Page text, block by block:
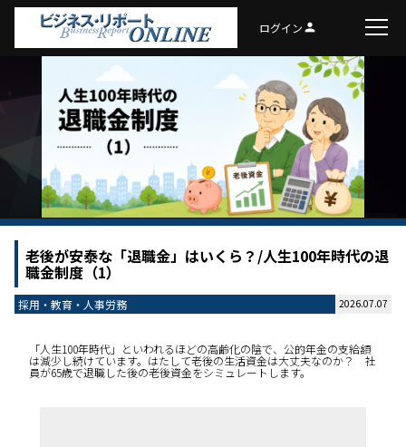
ログインperson
老後が安泰な「退職金」はいくら？/人生100年時代の退
職金制度（1）
採用・教育・人事労務 2026.07.07
「人生100年時代」といわれるほどの高齢化の陰で、公的年金の支給額
は減少し続けています。はたして老後の生活資金は大丈夫なのか？ 社
員が65歳で退職した後の老後資金をシミュレートします。